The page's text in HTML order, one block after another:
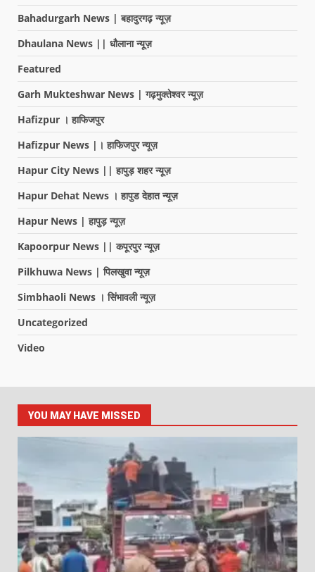
Bahadurgarh News | बहादुरगढ़ न्यूज़
Dhaulana News || धौलाना न्यूज़
Featured
Garh Mukteshwar News | गढ़मुक्तेश्वर न्यूज़
Hafizpur । हाफिजपुर
Hafizpur News |। हाफिजपुर न्यूज़
Hapur City News || हापुड़ शहर न्यूज़
Hapur Dehat News । हापुड देहात न्यूज़
Hapur News | हापुड़ न्यूज़
Kapoorpur News || कपूरपुर न्यूज़
Pilkhuwa News | पिलखुवा न्यूज़
Simbhaoli News । सिंभावली न्यूज़
Uncategorized
Video
YOU MAY HAVE MISSED